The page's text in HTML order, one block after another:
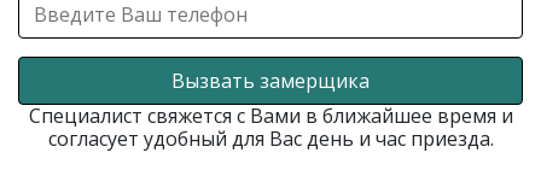
Вызвать замерщика
Специалист свяжется с Вами в ближайшее время и
согласует удобный для Вас день и час приезда.